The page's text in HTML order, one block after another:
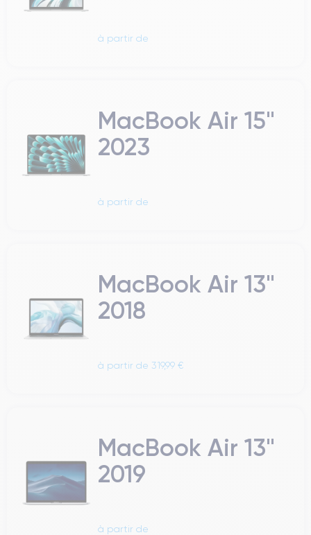
à partir de
MacBook Air 15"
2023
à partir de
MacBook Air 13"
2018
à partir de 319,99 €
MacBook Air 13"
2019
à partir de